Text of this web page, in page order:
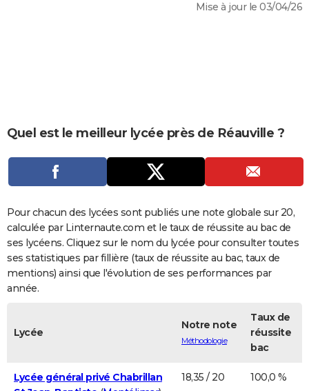
Dictionnaire
Biographies
Expressions
Proverbes
PROGRAMME TV
COPAINS D'AVANT
S'inscrire
Se connecter
Lycées
Collèges
Primaires
Universités
Entreprises
Service militaire
Avis de recherche
AVIS DE DÉCÈS
FORUM
Bricolage
Lifestyle
Culture
Sport
Auto
Television
Voyage
Cinema
Mise à jour le 03/04/26
Quel est le meilleur lycée près de Réauville ?
Pour chacun des lycées sont publiés une note globale sur 20,
calculée par Linternaute.com et le taux de réussite au bac de
ses lycéens. Cliquez sur le nom du lycée pour consulter toutes
ses statistiques par fillière (taux de réussite au bac, taux de
mentions) ainsi que l'évolution de ses performances par
année.
Lycée
Notre note
Méthodologie
Taux de
réussite
bac
Lycée général privé Chabrillan
18,35 / 20 100,0 %